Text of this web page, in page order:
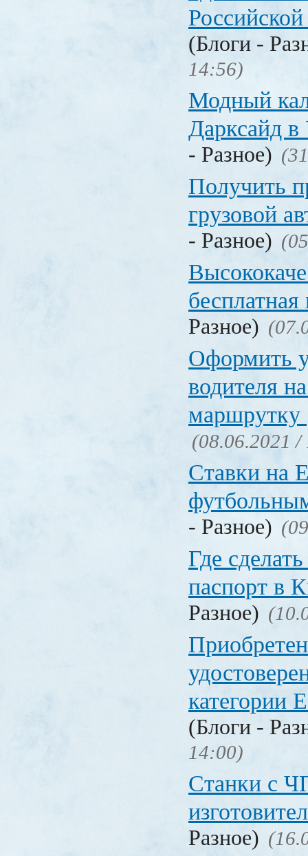
(Блоги -
14:56)
Модный
Дарксайд в
- Разное)
Получить
грузовой
- Разное)
Разное)
Оформить
водителя
маршрутку
(08.06.2021 /
Ставки на
- Разное)
Где
паспорт в
Разное)
категории
(Блоги -
14:00)
Станки с
Разное)